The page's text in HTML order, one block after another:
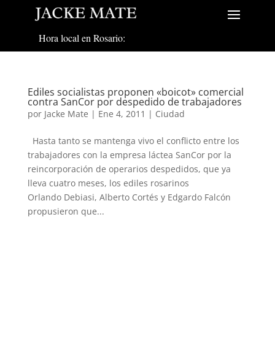
Hora local en Rosario:
Ediles socialistas proponen «boicot» comercial
contra SanCor por despedido de trabajadores
por Jacke Mate | Ene 4, 2011 | Ciudad
Hasta tanto se mantenga vivo el conflicto entre los
trabajadores con la empresa láctea SanCor por la
reincorporación de operarios despedidos, que ya
lleva cuatro meses, los ediles rosarinos
Orlando Debiasi, Alberto Cortés y Edgardo Falcón
propusieron que...